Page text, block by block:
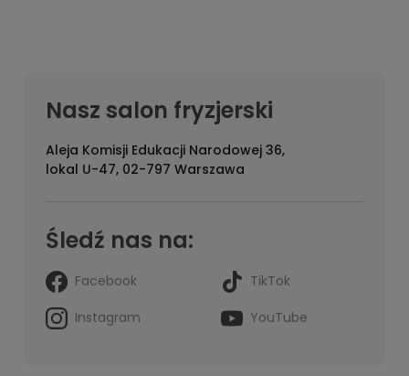
Nasz salon fryzjerski
Aleja Komisji Edukacji Narodowej 36,
lokal U-47, 02-797 Warszawa
Śledź nas na:
Facebook
TikTok
Instagram
YouTube